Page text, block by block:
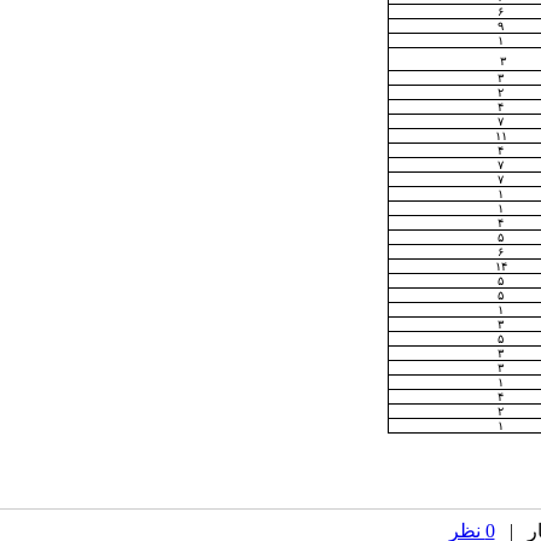
۶
۹
۱
۳
۳
۲
۴
۷
۱۱
۴
۷
۷
۱
۱
۴
۵
۶
۱۴
۵
۵
۱
۳
۵
۳
۳
۱
۴
۲
۱
0 نظر